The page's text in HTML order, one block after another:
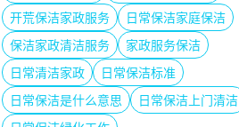
开荒保洁家政服务
日常保洁家庭保洁
保洁家政清洁服务
家政服务保洁
日常清洁家政
日常保洁标准
日常保洁是什么意思
日常保洁上门清洁